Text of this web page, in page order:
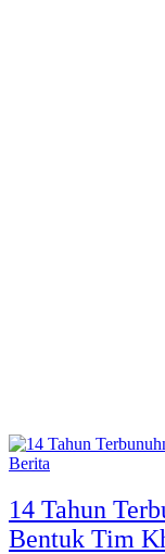
Berita
14 Tahun
Bentuk Tim